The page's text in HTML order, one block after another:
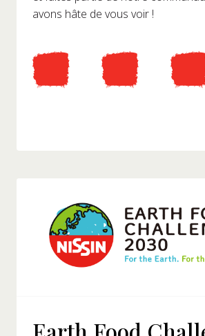
avons hâte de vous voir !